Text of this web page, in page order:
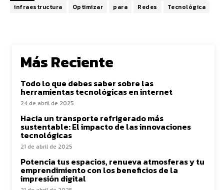
infraestructura
Optimizar para Redes Tecnológica
Más Reciente
Todo lo que debes saber sobre las
herramientas tecnológicas en internet
24 de abril de 2025
Hacia un transporte refrigerado más
sustentable: El impacto de las innovaciones
tecnológicas
21 de abril de 2025
Potencia tus espacios, renueva atmosferas y tu
emprendimiento con los beneficios de la
impresión digital